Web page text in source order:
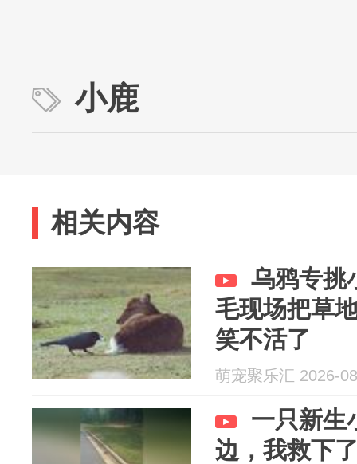
小鹿
相关内容
乌鸦专挑
毛现场把草
笑不活了
萌宠聚乐汇 2026-
一只新生
边，我救下